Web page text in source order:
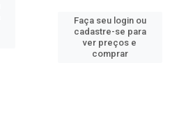
Faça seu login ou
cadastre-se para
ver preços e
comprar